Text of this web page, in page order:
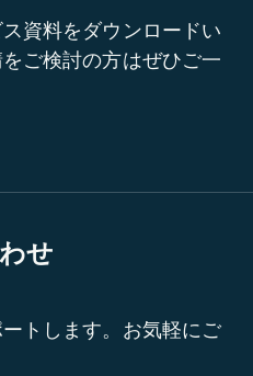
資料をダウンロードい
ご検討の方はぜひご一
せ
トします。お気軽にご